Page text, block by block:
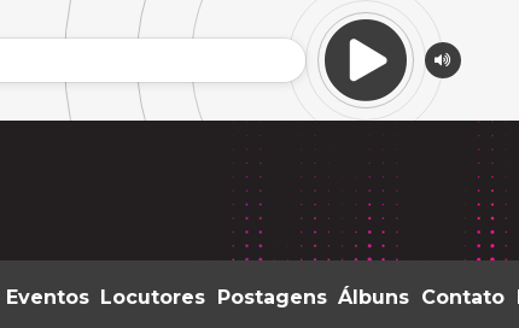
Eventos Locutores Postagens Álbuns Contato